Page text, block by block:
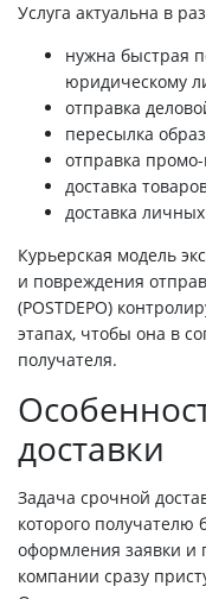
Услуга актуальна в
нужна быстрая
юридическому
отправка
пересылка
отправка
доставка
доставка
Курьерская модель
и повреждения
(POSTDEPO)
этапах, чтобы она в
получателя.
доставки
Задача срочной
которого получателю
оформления заявки и
компании сразу